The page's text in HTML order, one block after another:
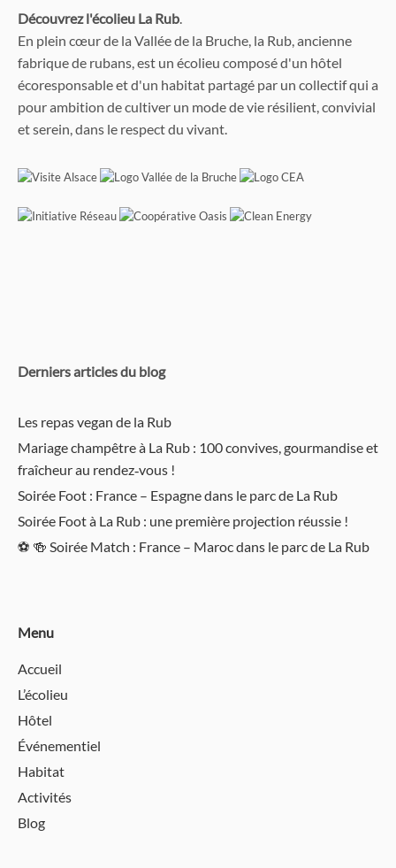
Découvrez l'écolieu La Rub
En plein cœur de la Vallée de la Bruche, la Rub, ancienne
fabrique de rubans, est un écolieu composé d'un hôtel
écoresponsable et d'un habitat partagé par un collectif qui a
pour ambition de cultiver un mode de vie résilient, convivial
et serein, dans le respect du vivant.
Derniers articles du blog
Les repas vegan de la Rub
Mariage champêtre à La Rub : 100 convives, gourmandise et
fraîcheur au rendez‑vous !
Soirée Foot : France – Espagne dans le parc de La Rub
Soirée Foot à La Rub : une première projection réussie !
⚽️ 🍻 Soirée Match : France – Maroc dans le parc de La Rub
Menu
Accueil
L’écolieu
Hôtel
Événementiel
Habitat
Activités
Blog